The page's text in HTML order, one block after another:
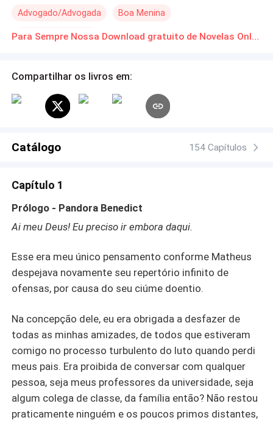
aguarda na sua nova aventura. Oliver Parker é um
renomado advogado de Londres, que vive sua vida da
poderoso detetive de polícia, conhecido como Steel
tem medo de se envolver diretamente em todos os casos
que assume, colocando em risco sua própria vida para
que se propõe a fazer, inclusive frequentar um clube de
irmãos de alma que se encontraram por acaso, ambos
entrar em suas vidas da forma mais inconveniente
possível. Ela não está aberta a relacionamentos. Eles
los. Eles juram segui-la até o fim do mundo e fazê-la ver
que quando existe amor, nada mais importa, nem mesmo
forças que colocam a prova esse amor. Tropes: Fast Burn
Inesperada Triângulo Amoroso
Advogado/Advogada Boa Menina
Triângulo Amoroso Para Sempre Nossa Download gratuito de Novelas Online em PDF
Compartilhar os livros em:
Catálogo 154 Capítulos
Capítulo 1
Prólogo - Pandora Benedict
Ai meu Deus! Eu preciso ir embora daqui.
Esse era meu único pensamento conforme Matheus
despejava novamente seu repertório infinito de
ofensas, por causa do seu ciúme doentio.
Na concepção dele, eu era obrigada a desfazer de
todas as minhas amizades, de todos que estiveram
comigo no processo turbulento do luto quando perdi
meus pais. Era proibida de conversar com qualquer
pessoa, seja meus professores da universidade, seja
algum colega de classe, da família então? Não restou
praticamente ninguém e os poucos primos distantes,